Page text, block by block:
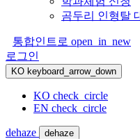
곰두리 인형탈
통합인트로 open_in_new
로그인
KO keyboard_arrow_down
KO check_circle
EN check_circle
dehaze dehaze